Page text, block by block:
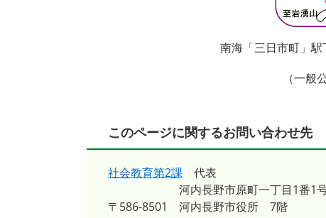
南海「三日市町」
（一般
このページに関するお問い合わせ先
社会教育第2課 代表
〒586-8501
河内長野市原町一丁目1番1
河内長野市役所 7階